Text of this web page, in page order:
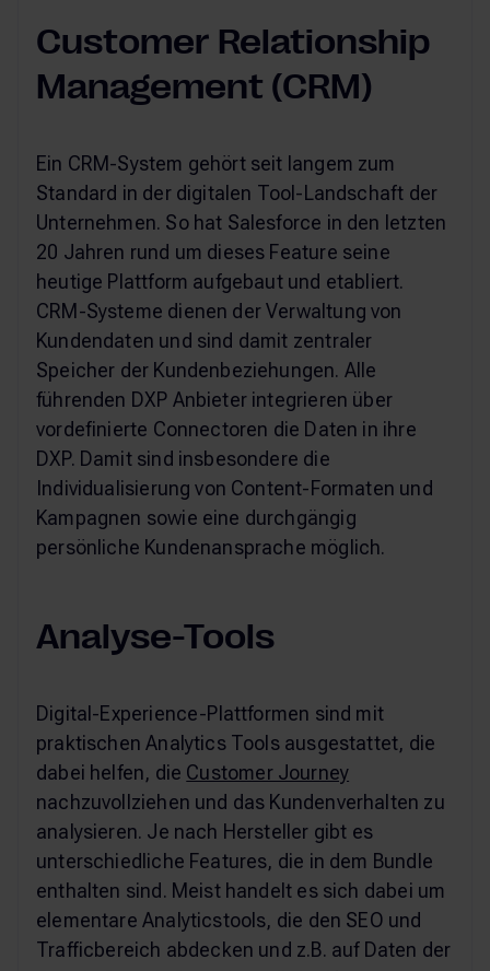
Customer Relationship
Management (CRM)
Ein CRM-System gehört seit langem zum
Standard in der digitalen Tool-Landschaft der
Unternehmen. So hat Salesforce in den letzten
20 Jahren rund um dieses Feature seine
heutige Plattform aufgebaut und etabliert.
CRM-Systeme dienen der Verwaltung von
Kundendaten und sind damit zentraler
Speicher der Kundenbeziehungen. Alle
führenden DXP Anbieter integrieren über
vordefinierte Connectoren die Daten in ihre
DXP. Damit sind insbesondere die
Individualisierung von Content-Formaten und
Kampagnen sowie eine durchgängig
persönliche Kundenansprache möglich.
Analyse-Tools
Digital-Experience-Plattformen sind mit
praktischen Analytics Tools ausgestattet, die
dabei helfen, die Customer Journey
nachzuvollziehen und das Kundenverhalten zu
analysieren. Je nach Hersteller gibt es
unterschiedliche Features, die in dem Bundle
enthalten sind. Meist handelt es sich dabei um
elementare Analyticstools, die den SEO und
Trafficbereich abdecken und z.B. auf Daten der